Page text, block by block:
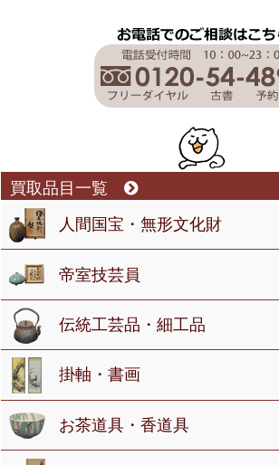
買取品目一覧
人間国宝・無形文化財
帝室技芸員
伝統工芸品・細工品
掛軸・書画
お茶道具・香道具